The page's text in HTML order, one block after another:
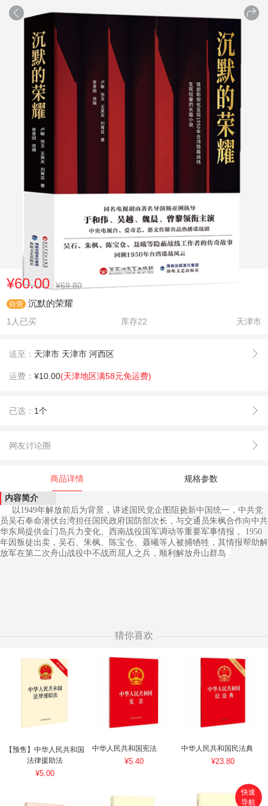
商品
¥60.00 ¥69.80
自营 沉默的荣耀
1人已买 库存22 天津市
送至： 天津市 天津市 河西区
运费： ¥10.00(天津地区满58元免运费)
已选： 1个
网友讨论圈
商品详情 规格参数
内容简介
以1949年解放前后为背景，讲述国民党企图阻挠新中国统一，中共党
员吴石奉命潜伏台湾担任国民政府国防部次长，与交通员朱枫合作向中共
华东局提供金门岛兵力变化、西南战役国军调动等重要军事情报 。1950
年因叛徒出卖，吴石、朱枫、陈宝仓、聂曦等人被捕牺牲，其情报帮助解
放军在第二次舟山战役中不战而屈人之兵，顺利解放舟山群岛 .
猜你喜欢
【预售】中华人民共和国
法律援助法
¥5.00
中华人民共和国宪法
¥5.40
中华人民共和国民法典
¥23.80
快速
导航